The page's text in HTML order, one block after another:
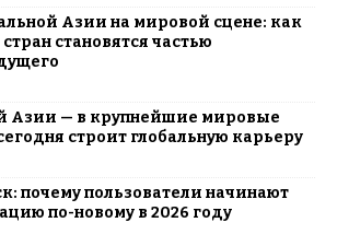
Азии на мировой сцене: как
становятся частью
Азии — в крупнейшие мировые
строит глобальную карьеру
почему пользователи начинают
по-новому в 2026 году